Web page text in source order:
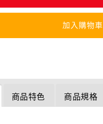
加入購物車
商品特色 商品規格